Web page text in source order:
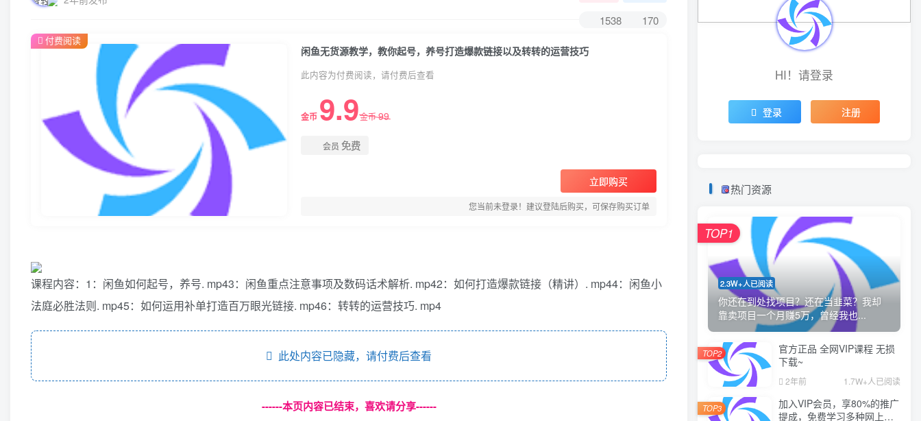
1538 170
闲鱼无货源教学，教你起号，养号打造爆款链接以及转转的运营技巧
此内容为付费阅读，请付费后查看
金币 9.9金币99
会员 免费
立即购买
您当前未登录！建议登陆后购买，可保存购买订单
付费阅读
课程内容：1：闲鱼如何起号，养号. mp43：闲鱼重点注意事项及数码话术解析. mp42：如何打造爆款链接（精讲）. mp44：闲鱼小
法庭必胜法则. mp45：如何运用补单打造百万眼光链接. mp46：转转的运营技巧. mp4
此处内容已隐藏，请付费后查看
------本页内容已结束，喜欢请分享------
HI！请登录
登录 注册
热门资源
2.3W+人已阅读
你还在到处找项目？还在当韭菜？我却
靠卖项目一个月赚5万，曾经我也...
TOP1
官方正品 全网VIP课程 无损
下载~
2年前 1.7W+人已阅读
TOP2
加入VIP会员，享80%的推广
提成，免费学习多种网上创
TOP3